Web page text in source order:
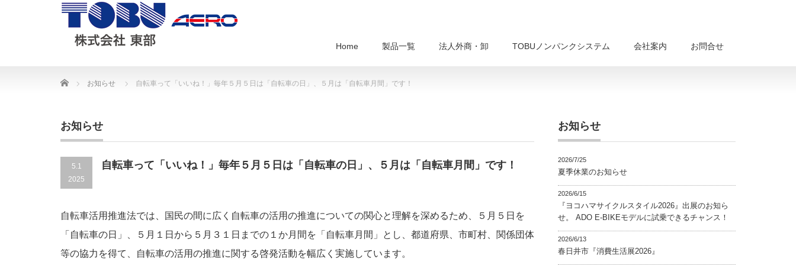
Home 製品一覧 法人外商・卸 TOBUノンパンクシステム 会社案内 お問合せ
Home お知らせ 自転車って「いいね！」毎年５月５日は「自転車の日」、５月は「自転車月間」です！
お知らせ
5.1
2025
自転車って「いいね！」毎年５月５日は「自転車の日」、５月は「自転車月間」です！
自転車活用推進法では、国民の間に広く自転車の活用の推進についての関心と理解を深めるため、５月５日を
「自転車の日」、５月１日から５月３１日までの１か月間を「自転車月間」とし、都道府県、市町村、関係団体
等の協力を得て、自転車の活用の推進に関する啓発活動を幅広く実施しています。
お知らせ
2026/7/25
夏季休業のお知らせ
2026/6/15
『ヨコハマサイクルスタイル2026』出展のお知ら
せ。 ADO E-BIKEモデルに試乗できるチャンス！
2026/6/13
春日井市『消費生活展2026』